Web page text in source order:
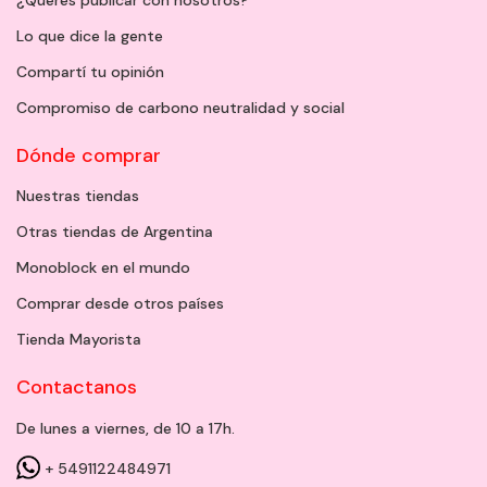
Lo que dice la gente
Compartí tu opinión
Compromiso de carbono neutralidad y social
Dónde comprar
Nuestras tiendas
Otras tiendas de Argentina
Monoblock en el mundo
Comprar desde otros países
Tienda Mayorista
Contactanos
De lunes a viernes, de 10 a 17h.
+ 5491122484971